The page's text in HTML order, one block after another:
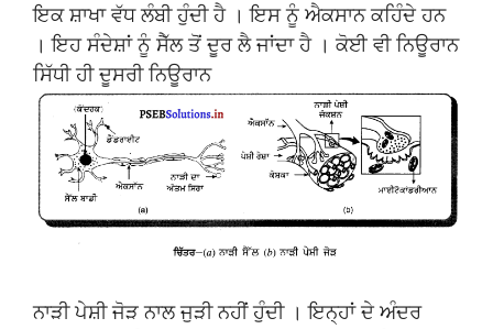
ਇਕ ਸ਼ਾਖਾ ਵੱਧ ਲੰਬੀ ਹੁੰਦੀ ਹੈ । ਇਸ ਨੂੰ ਐਕਸਾਨ ਕਹਿੰਦੇ ਹਨ
। ਇਹ ਸੰਦੇਸ਼ਾਂ ਨੂੰ ਸੈੱਲ ਤੋਂ ਦੂਰ ਲੈ ਜਾਂਦਾ ਹੈ । ਕੋਈ ਵੀ ਨਿਊਰਾਨ
ਸਿੱਧੀ ਹੀ ਦੂਸਰੀ ਨਿਊਰਾਨ
ਨਾੜੀ ਪੇਸ਼ੀ ਜੋੜ ਨਾਲ ਜੁੜੀ ਨਹੀਂ ਹੁੰਦੀ । ਇਨ੍ਹਾਂ ਦੇ ਅੰਦਰ